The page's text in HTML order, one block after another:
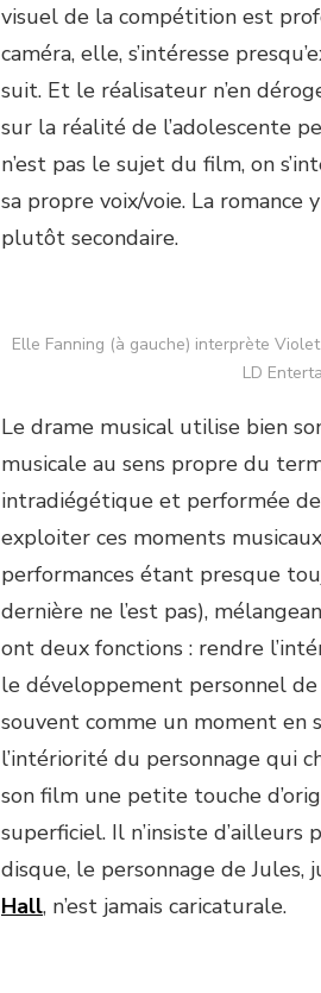
visuel de la compétition est
caméra, elle, s’intéresse
suit. Et le réalisateur n’en
sur la réalité de l’adolescente
n’est pas le sujet du film, on
sa propre voix/voie. La romance
plutôt secondaire.
Elle Fanning (à gauche) interprète
LD
Le drame musical utilise bien
musicale au sens propre du
intradiégétique et performée
exploiter ces moments
performances étant presque
dernière ne l’est pas),
ont deux fonctions : rendre
le développement personnel
souvent comme un moment en
l’intériorité du personnage qui
son film une petite touche
superficiel. Il n’insiste d’ailleurs
disque, le personnage de
Hall, n’est jamais caricaturale.